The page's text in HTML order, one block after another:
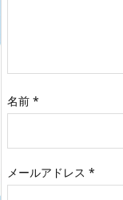
名前 *
メールアドレス *